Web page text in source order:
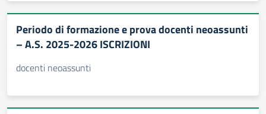
Periodo di formazione e prova docenti neoassunti
– A.S. 2025-2026 ISCRIZIONI
docenti neoassunti